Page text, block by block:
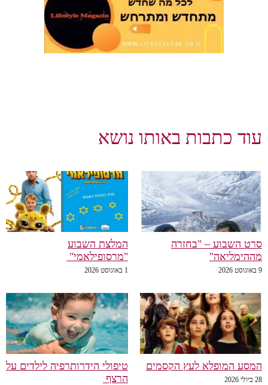
עוד כתבות באותו נושא
סרט השבוע – "בחזרה
מההימליאה"
9 באוגוסט 2026
המלצת השבוע
"מרסופילאמי"
1 באוגוסט 2026
המסע המופלא לעץ הקסמים
28 ביולי 2026
טיפולי הידרותרפיה לילדים על
הרצף